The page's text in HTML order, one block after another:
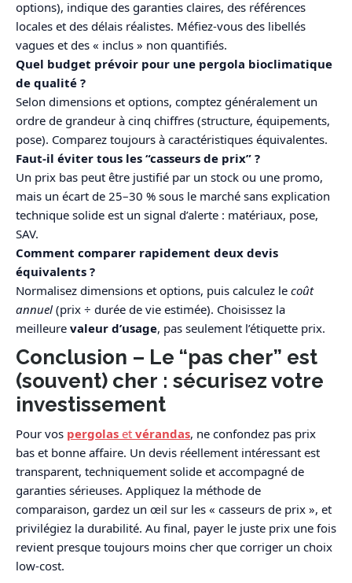
options), indique des garanties claires, des références
locales et des délais réalistes. Méfiez-vous des libellés
vagues et des « inclus » non quantifiés.
Quel budget prévoir pour une pergola bioclimatique
de qualité ?
Selon dimensions et options, comptez généralement un
ordre de grandeur à cinq chiffres (structure, équipements,
pose). Comparez toujours à caractéristiques équivalentes.
Faut-il éviter tous les “casseurs de prix” ?
Un prix bas peut être justifié par un stock ou une promo,
mais un écart de 25–30 % sous le marché sans explication
technique solide est un signal d’alerte : matériaux, pose,
SAV.
Comment comparer rapidement deux devis
équivalents ?
Normalisez dimensions et options, puis calculez le coût
annuel (prix ÷ durée de vie estimée). Choisissez la
meilleure valeur d’usage, pas seulement l’étiquette prix.
Conclusion – Le “pas cher” est
(souvent) cher : sécurisez votre
investissement
Pour vos pergolas et vérandas, ne confondez pas prix
bas et bonne affaire. Un devis réellement intéressant est
transparent, techniquement solide et accompagné de
garanties sérieuses. Appliquez la méthode de
comparaison, gardez un œil sur les « casseurs de prix », et
privilégiez la durabilité. Au final, payer le juste prix une fois
revient presque toujours moins cher que corriger un choix
low-cost.